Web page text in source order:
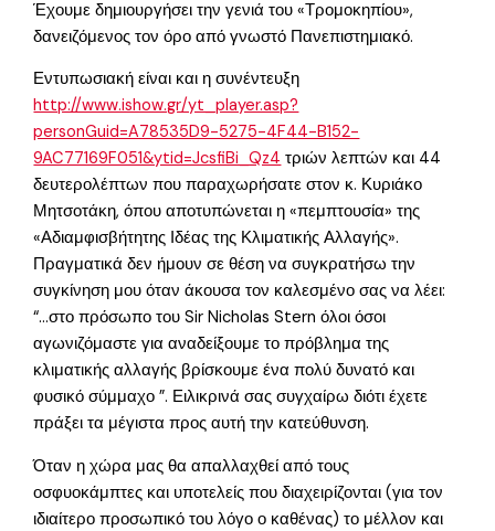
Έχουμε δημιουργήσει την γενιά του «Τρομοκηπίου»,
δανειζόμενος τον όρο από γνωστό Πανεπιστημιακό.
Εντυπωσιακή είναι και η συνέντευξη
http://www.ishow.gr/yt_player.asp?
personGuid=A78535D9-5275-4F44-B152-
9AC77169F051&ytid=JcsfiBi_Qz4 τριών λεπτών και 44
δευτερολέπτων που παραχωρήσατε στον κ. Κυριάκο
Μητσοτάκη, όπου αποτυπώνεται η «πεμπτουσία» της
«Αδιαμφισβήτητης Ιδέας της Κλιματικής Αλλαγής».
Πραγματικά δεν ήμουν σε θέση να συγκρατήσω την
συγκίνηση μου όταν άκουσα τον καλεσμένο σας να λέει:
“…στο πρόσωπο του Sir Nicholas Stern όλοι όσοι
αγωνιζόμαστε για αναδείξουμε το πρόβλημα της
κλιματικής αλλαγής βρίσκουμε ένα πολύ δυνατό και
φυσικό σύμμαχο ”. Ειλικρινά σας συγχαίρω διότι έχετε
πράξει τα μέγιστα προς αυτή την κατεύθυνση.
Όταν η χώρα μας θα απαλλαχθεί από τους
οσφυοκάμπτες και υποτελείς που διαχειρίζονται (για τον
ιδιαίτερο προσωπικό του λόγο ο καθένας) το μέλλον και